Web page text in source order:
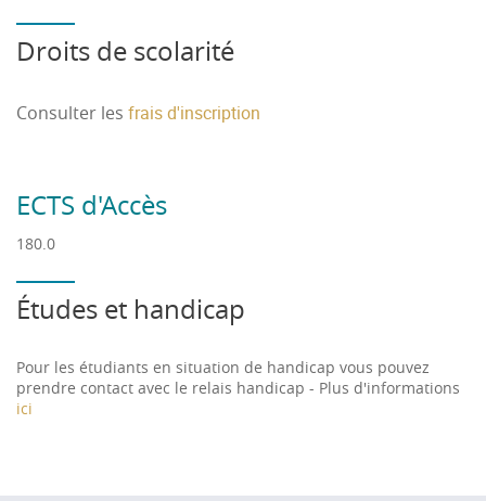
Droits de scolarité
Consulter les frais d'inscription
ECTS d'Accès
180.0
Études et handicap
Pour les étudiants en situation de handicap vous pouvez
prendre contact avec le relais handicap - Plus d'informations
ici